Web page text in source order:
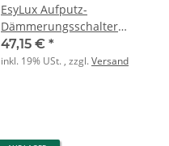
EsyLux Aufputz-
Dämmerungsschalter
DEFENSOR TS IR 1C IP55 WH
47,15 € *
inkl. 19% USt. , zzgl.Versand